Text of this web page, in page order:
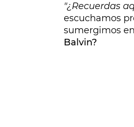
"¿Recuerdas
escuchamos
sumergimos
Balvin?